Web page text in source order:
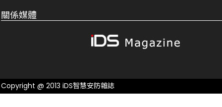
關係媒體
Copyright @ 2013 iDS智慧安防雜誌